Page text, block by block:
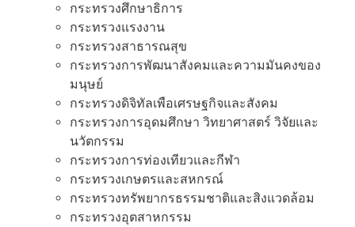
กระทรวงศึกษาธิการ
กระทรวงแรงงาน
กระทรวงสาธารณสุข
กระทรวงการพัฒนาสังคมและความมันคงของ
มนุษย์
กระทรวงดิจิทัลเพือเศรษฐกิจและสังคม
กระทรวงการอุดมศึกษา วิทยาศาสตร์ วิจัยและ
นวัตกรรม
กระทรวงการท่องเทียวและกีฬา
กระทรวงเกษตรและสหกรณ์
กระทรวงทรัพยากรธรรมชาติและสิงแวดล้อม
กระทรวงอุตสาหกรรม